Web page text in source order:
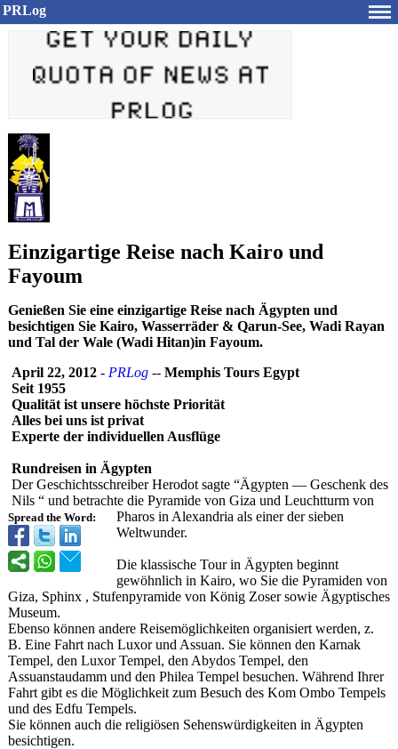
PRLog
Einzigartige Reise nach Kairo und
Fayoum
Genießen Sie eine einzigartige Reise nach Ägypten und
besichtigen Sie Kairo, Wasserräder & Qarun-See, Wadi Rayan
und Tal der Wale (Wadi Hitan)in Fayoum.
Spread the Word:
April 22, 2012 - PRLog -- Memphis Tours Egypt
Seit 1955
Qualität ist unsere höchste Priorität
Alles bei uns ist privat
Experte der individuellen Ausflüge
Rundreisen in Ägypten
Der Geschichtsschreiber Herodot sagte “Ägypten — Geschenk des
Nils “ und betrachte die Pyramide von Giza und Leuchtturm von
Pharos in Alexandria als einer der sieben
Weltwunder.
Die klassische Tour in Ägypten beginnt
gewöhnlich in Kairo, wo Sie die Pyramiden von
Giza, Sphinx , Stufenpyramide von König Zoser sowie Ägyptisches
Museum.
Ebenso können andere Reisemöglichkeiten organisiert werden, z.
B. Eine Fahrt nach Luxor und Assuan. Sie können den Karnak
Tempel, den Luxor Tempel, den Abydos Tempel, den
Assuanstaudamm und den Philea Tempel besuchen. Während Ihrer
Fahrt gibt es die Möglichkeit zum Besuch des Kom Ombo Tempels
und des Edfu Tempels.
Sie können auch die religiösen Sehenswürdigkeiten in Ägypten
besichtigen.